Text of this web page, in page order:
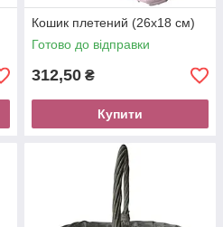
Кошик плетений (26х18 см)
Готово до відправки
312,50 ₴
Купити